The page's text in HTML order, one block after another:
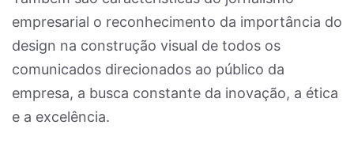
empresarial o reconhecimento da importância do
design na construção visual de todos os
comunicados direcionados ao público da
empresa, a busca constante da inovação, a ética
e a excelência.